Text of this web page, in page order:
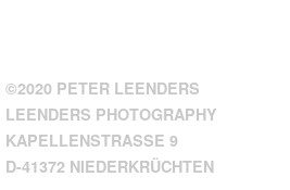
©2020 PETER LEENDERS
LEENDERS PHOTOGRAPHY
KAPELLENSTRASSE 9
D-41372 NIEDERKRÜCHTEN